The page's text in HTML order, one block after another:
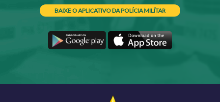
BAIXE O APLICATIVO DA POLÍCIA MILÍTAR